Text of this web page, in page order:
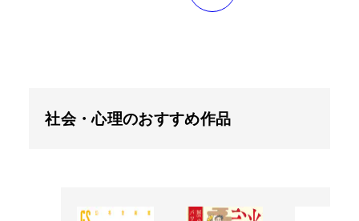
社会・心理のおすすめ作品